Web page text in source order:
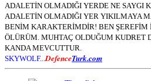
ADALETİN OLMADIĞI YERDE NE SAYGI
ADALETİN OLMADIĞI YER YIKILMAYA
BENİM KARAKTERİMDİR! BEN ŞEREFİM
ÖLÜRÜM. MUHTAÇ OLDUĞUM
KANDA MEVCUTTUR.
SKYWOLF... DefenceTurk.com